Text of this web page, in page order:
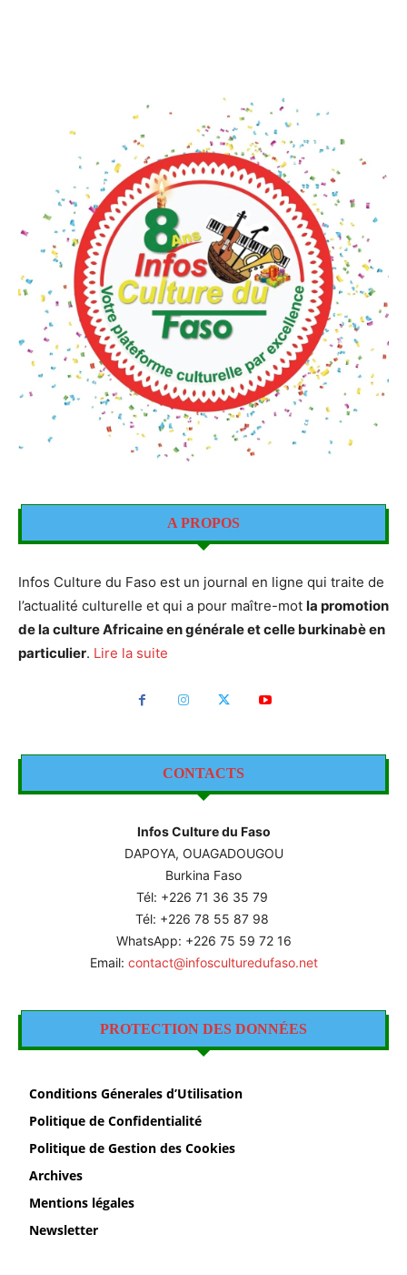
A PROPOS
Infos Culture du Faso est un journal en ligne qui traite de
l’actualité culturelle et qui a pour maître-mot la promotion
de la culture Africaine en générale et celle burkinabè en
particulier. Lire la suite
CONTACTS
Infos Culture du Faso
DAPOYA, OUAGADOUGOU
Burkina Faso
Tél: +226 71 36 35 79
Tél: +226 78 55 87 98
WhatsApp: +226 75 59 72 16
Email: contact@infosculturedufaso.net
PROTECTION DES DONNÉES
Conditions Génerales d’Utilisation
Politique de Confidentialité
Politique de Gestion des Cookies
Archives
Mentions légales
Newsletter